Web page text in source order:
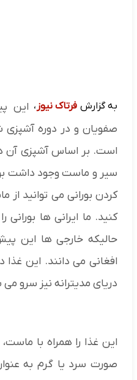
به گزارش فرتاک نیوز ، این
صفویان و در دوره آشپزی
است. بر اساس آشپزی آن
سیر و ماست وجود داشت
کردن بورانی می توانید
کنید. ما ایرانی ها
حالیکه خارجی ها این
افغانی می دانند. این
دریای مدیترانه نیز سرو
این غذا را همراه با
صورت سرد یا گرم به